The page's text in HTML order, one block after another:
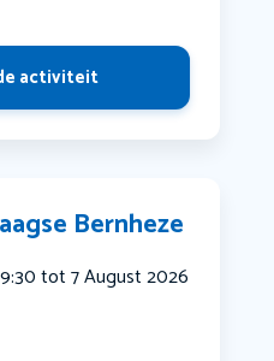
activiteit
Bernheze
tot 7 August 2026